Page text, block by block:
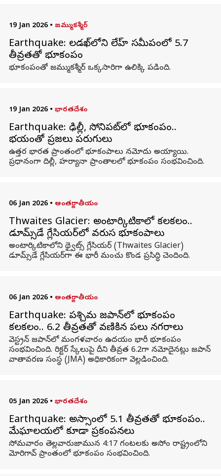
19 Jan 2026 • జమ్ముకశ్మీర్
Earthquake: లడఖ్‌లోని లేహ్ సమీపంలో 5.7
తీవ్రతతో భూకంపం
భూకంపంతో జమ్ముకశ్మీర్‌ ఒక్కసారిగా ఉలిక్కి పడింది.
19 Jan 2026 • భారతదేశం
Earthquake: ఢిల్లీ, సోనిపట్‌లో భూకంపం..
భయంతో ప్రజలు పరుగులు
ఉత్తర భారత ప్రాంతంలో భూకంపాలు నమోదు అయ్యాయి.
ప్రధానంగా దిల్లీ, హర్యానా ప్రాంతాలలో భూకంపం సంభవించింది.
06 Jan 2026 • అంతర్జాతీయం
Thwaites Glacier: అంటార్కిటికాలో కలకలం..
డూమ్స్‌డే గ్లేసియర్‌లో వరుస భూకంపాలు
అంటార్కిటికాలోని థ్వైట్స్‌ గ్లేసియర్‌ (Thwaites Glacier)
డూమ్స్‌డే గ్లేసియర్‌గా ఈ భారీ మంచు కొండ ప్రసిద్ధి చెందింది.
06 Jan 2026 • అంతర్జాతీయం
Earthquake: పశ్చిమ జపాన్‌లో భూకంపం
కలకలం.. 6.2 తీవ్రతతో వణికిన పలు నగరాలు
వెస్ట్రన్ జపాన్‌లో మంగళవారం ఉదయం భారీ భూకంపం
సంభవించింది. రిక్టర్ స్కేలుపై దీని తీవ్రత 6.2గా నమోదైనట్లు జపాన్
వాతావరణ సంస్థ (JMA) అధికారికంగా వెల్లడించింది.
05 Jan 2026 • భారతదేశం
Earthquake: అస్సాంలో 5.1 తీవ్రతతో భూకంపం..
మేఘాలయలో కూడా ప్రకంపనలు
సోమవారం తెల్లవారుజామున 4:17 గంటలకు అసోం రాష్ట్రంలోని
మోరిగావ్ ప్రాంతంలో భూకంపం సంభవించింది.